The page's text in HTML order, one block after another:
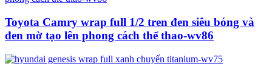
Toyota Camry wrap full 1/2 tren đen siêu bóng và
đen mờ tạo lên phong cách thể thao-wv86